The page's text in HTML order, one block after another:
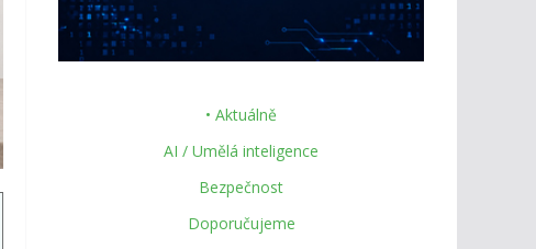
• Aktuálně
AI / Umělá inteligence
Bezpečnost
Doporučujeme